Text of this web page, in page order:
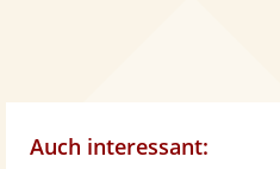
Auch interessant: